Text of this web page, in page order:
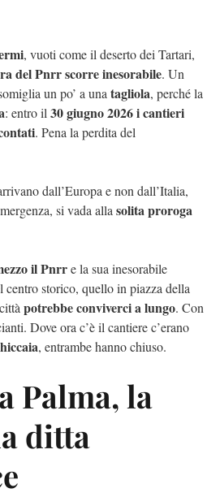
, vuoti come il deserto dei Tartari,
del Pnrr scorre inesorabile. Un
un po’ a una tagliola, perché la
: entro il 30 giugno 2026 i cantieri
. Pena la perdita del
dall’Europa e non dall’Italia,
si vada alla solita proroga
il Pnrre la sua inesorabile
centro storico, quello in piazza della
potrebbe conviverci a lungo. Con
Dove ora c’è il cantiere c’erano
, entrambe hanno chiuso.
Palma, la
ditta